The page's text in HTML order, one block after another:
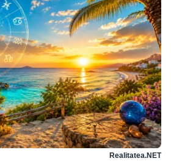
Realitatea.NET